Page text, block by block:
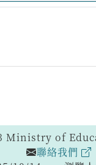
Ministry of
聯絡我們